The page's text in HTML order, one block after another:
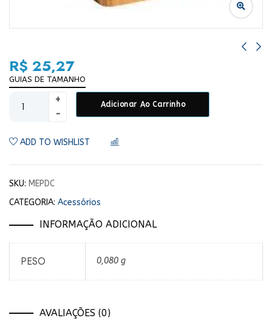
R$ 25,27
GUIAS DE TAMANHO
Adicionar Ao Carrinho
ADD TO WISHLIST
SKU: MEPDC
CATEGORIA: Acessórios
INFORMAÇÃO ADICIONAL
PESO 0,080 g
AVALIAÇÕES (0)